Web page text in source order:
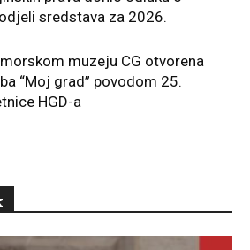
sredstava za 2026.
muzeju CG otvorena
“Moj grad” povodom 25.
HGD-a